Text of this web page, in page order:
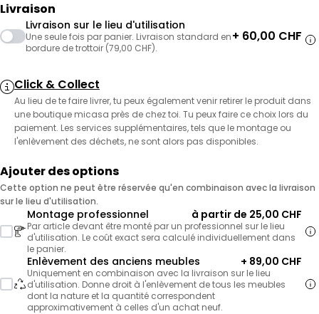
Livraison
Livraison sur le lieu d'utilisation
Une seule fois par panier. Livraison standard en
bordure de trottoir (79,00 CHF).
+ 60,00 CHF
Click & Collect
Au lieu de te faire livrer, tu peux également venir retirer le produit dans
une boutique micasa près de chez toi. Tu peux faire ce choix lors du
paiement. Les services supplémentaires, tels que le montage ou
l'enlèvement des déchets, ne sont alors pas disponibles.
Ajouter des options
Cette option ne peut être réservée qu'en combinaison avec la livraison
sur le lieu d'utilisation.
Montage professionnel à partir de 25,00 CHF
Par article devant être monté par un professionnel sur le lieu
d'utilisation. Le coût exact sera calculé individuellement dans
le panier.
Enlèvement des anciens meubles + 89,00 CHF
Uniquement en combinaison avec la livraison sur le lieu
d'utilisation. Donne droit à l'enlèvement de tous les meubles
dont la nature et la quantité correspondent
approximativement à celles d'un achat neuf.